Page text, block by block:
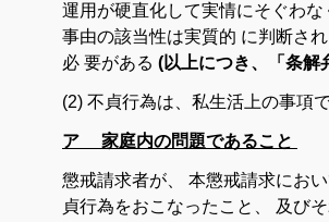
運用 が硬直化して実情にそぐわな
事由の該当性は実質的 に判断され
必 要がある (以上につき、「条解
(2) 不貞行為は 私生活 上の事項
ア 家庭内の問題であること
懲戒請求者が 本懲戒請求にお
貞行為をおこなった こと 及び